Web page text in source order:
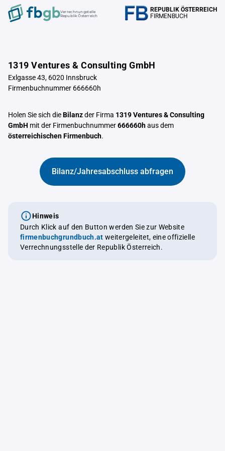
Verrechnungstelle
Republik Österreich
REPUBLIK ÖSTERREICH
FIRMENBUCH
1319 Ventures & Consulting GmbH
Exlgasse 43, 6020 Innsbruck
Firmenbuchnummer 666660h
Holen Sie sich dieBilanzder Firma 1319 Ventures & Consulting
GmbH mit der Firmenbuchnummer666660haus dem
österreichischen Firmenbuch.
Bilanz/Jahresabschluss abfragen
Hinweis
Durch Klick auf den Button werden Sie zur Website
firmenbuchgrundbuch.at weitergeleitet, eine offizielle
Verrechnungsstelle der Republik Österreich.